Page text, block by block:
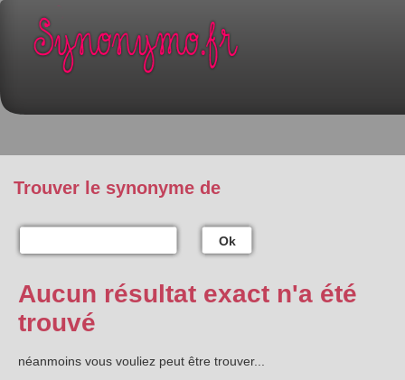
Trouver le synonyme de
Ok
Aucun résultat exact n'a été
trouvé
néanmoins vous vouliez peut être trouver...